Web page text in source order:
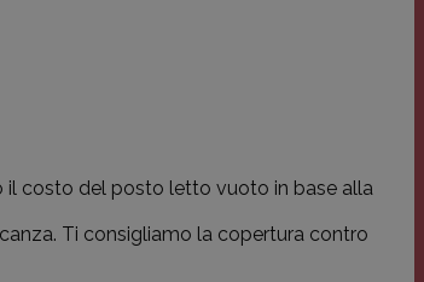
il costo del posto letto vuoto in base alla
Ti consigliamo la copertura contro